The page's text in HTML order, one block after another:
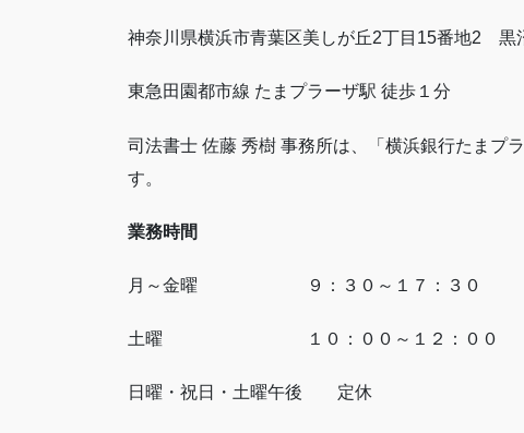
神奈川県横浜市青葉区美しが丘2丁目 15番地2 黒
東急田園都市線 たまプラーザ駅 徒歩１分
司法書士 佐藤 秀樹 事務所は、「横浜銀行たまプ
す。
業務時間
月～金曜 ９：３０～１７：３０
土曜 １０：００～１２：００
日曜・祝日・土曜午後 定休